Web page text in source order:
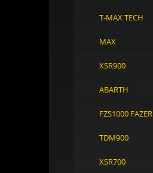
T-MAX TECH
MAX
XSR900
ABARTH
FZS1000 FAZER
TDM900
XSR700